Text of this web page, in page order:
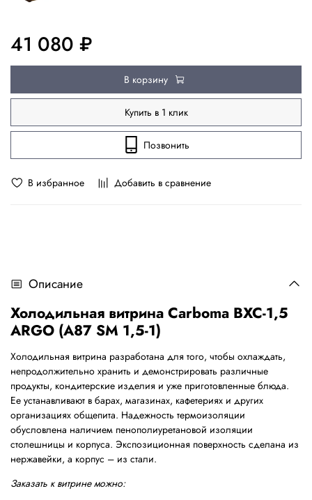
В избранное Добавить в сравнение
41 080 ₽
В корзину
Купить в 1 клик
Позвонить
Описание
Холодильная витрина Carboma ВХС-1,5
ARGO (A87 SM 1,5-1)
Холодильная витрина разработана для того, чтобы охлаждать,
непродолжительно хранить и демонстрировать различные
продукты, кондитерские изделия и уже приготовленные блюда.
Ее устанавливают в барах, магазинах, кафетериях и других
организациях общепита. Надежность термоизоляции
обусловлена наличием пенополиуретановой изоляции
столешницы и корпуса. Экспозиционная поверхность сделана из
нержавейки, а корпус – из стали.
Заказать к витрине можно: